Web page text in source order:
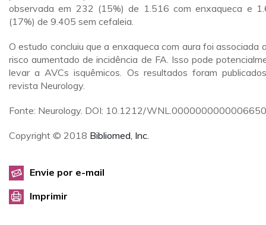
observada em 232 (15%) de 1.516 com enxaqueca e
(17%) de 9.405 sem cefaleia.
O estudo concluiu que a enxaqueca com aura foi associada
risco aumentado de incidência de FA. Isso pode
levar a AVCs isquêmicos. Os resultados foram
revista Neurology.
Fonte: Neurology. DOI: 10.1212/
Copyright © 2018 Bibliomed, Inc.
Envie por e-mail
Imprimir